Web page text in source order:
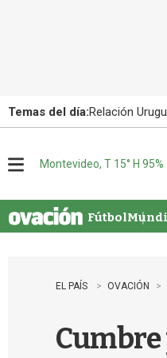
Temas del día:Relación
u
Montevideo, T 15° H 95%
Fútbol
EL PAÍS OVACIÓN